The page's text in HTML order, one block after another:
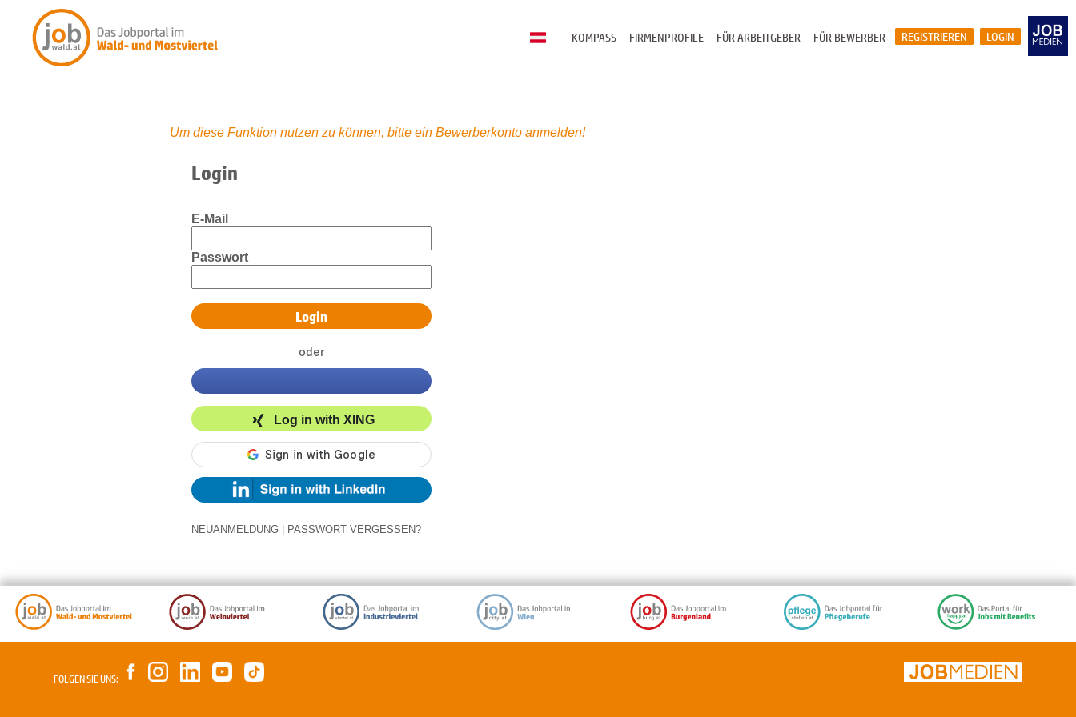
LOGIN
REGISTRIEREN
FÜR BEWERBER
FÜR ARBEITGEBER
FIRMENPROFILE
KOMPASS
Um diese Funktion nutzen zu können, bitte ein Bewerberkonto anmelden!
Login
E-Mail
Passwort
oder
Log in with XING
NEUANMELDUNG PASSWORT VERGESSEN?
FOLGEN SIE UNS: